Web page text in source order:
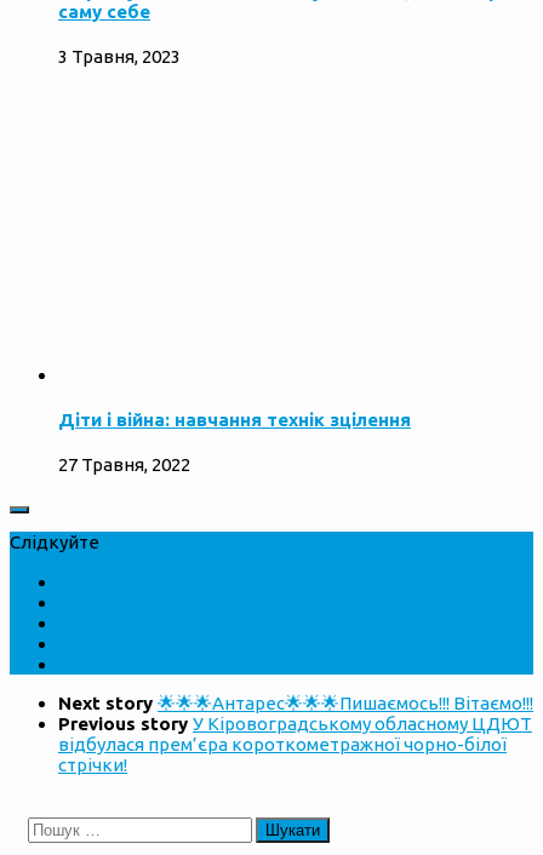
саму себе
3 Травня, 2023
Діти і війна: навчання технік зцілення
27 Травня, 2022
Слідкуйте
Next story 🌟🌟🌟Антарес🌟🌟🌟Пишаємось!!! Вітаємо!!!
Previous story У Кіровоградському обласному ЦДЮТ
відбулася прем’єра короткометражної чорно-білої
стрічки!
Пошук: